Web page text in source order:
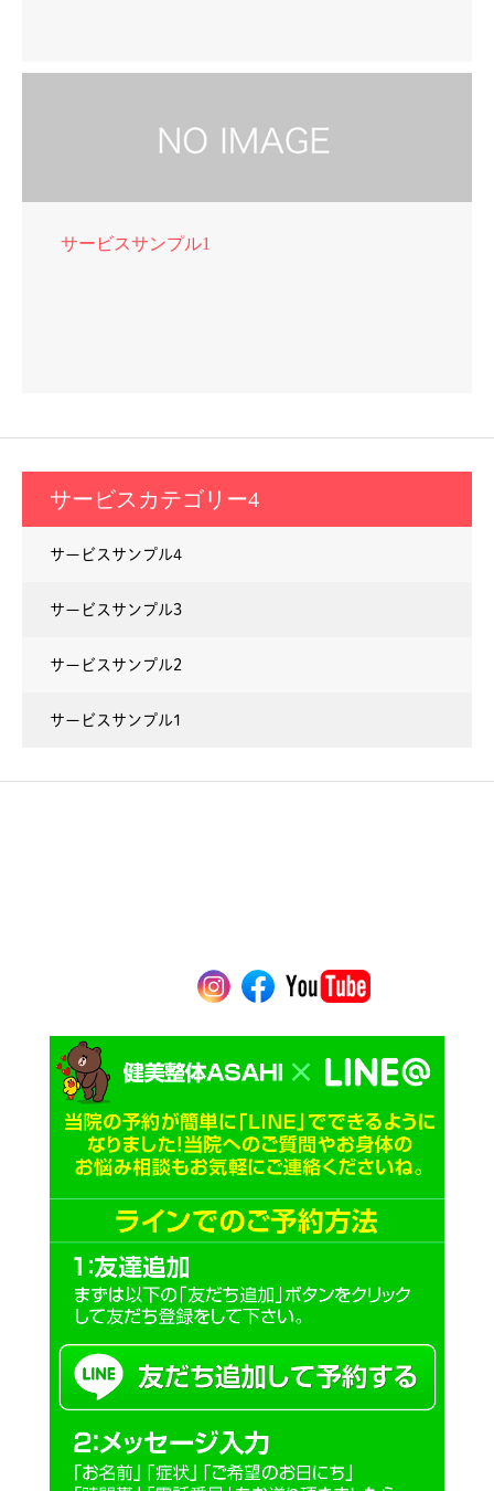
サービスサンプル1
サービスカテゴリー4
サービスサンプル4
サービスサンプル3
サービスサンプル2
サービスサンプル1